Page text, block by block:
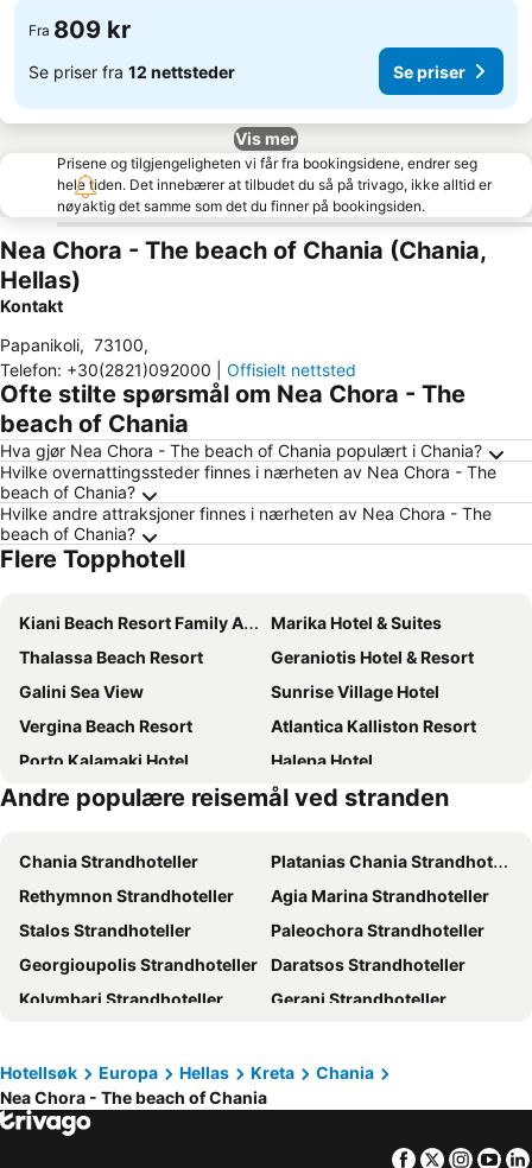
Fra 809 kr
Se priser fra 12 nettsteder Se priser
Vis mer
Prisene og tilgjengeligheten vi får fra bookingsidene, endrer seg
hele tiden. Det innebærer at tilbudet du så på trivago, ikke alltid er
nøyaktig det samme som det du finner på bookingsiden.
Nea Chora - The beach of Chania (Chania,
Hellas)
Kontakt
Papanikoli, 73100,
Telefon: +30(2821)092000 Offisielt nettsted
Ofte stilte spørsmål om Nea Chora - The
beach of Chania
Hva gjør Nea Chora - The beach of Chania populært i Chania?
Hvilke overnattingssteder finnes i nærheten av Nea Chora - The
beach of Chania?
Hvilke andre attraksjoner finnes i nærheten av Nea Chora - The
beach of Chania?
Flere Topphotell
Kiani Beach Resort Family All-Inclusive
Marika Hotel & Suites
Thalassa Beach Resort
Geraniotis Hotel & Resort
Galini Sea View
Sunrise Village Hotel
Vergina Beach Resort
Atlantica Kalliston Resort
Porto Kalamaki Hotel
Halepa Hotel
Atlantica Amalthia Beach Hotel
Eleftheria Hotel
The Chania Hotel Crete, Vignette Collection
Silver Beach Hotel
Elia Platanias
Dore Boutique Hotel
Elia Agia Marina Hotel
Creta Vitalis
Melina Beach
Almyrida Resort
SanSal Boutique Hotel
Danaos Hotel
Hotel Castle Suites
Atlantica Ocean Beach Resort
Elektra Beach Hotel
Giannoulis - Santa Marina Plaza (Adults Only)
Andre populære reisemål ved stranden
Chania Strandhoteller
Platanias Chania Strandhoteller
Rethymnon Strandhoteller
Agia Marina Strandhoteller
Stalos Strandhoteller
Paleochora Strandhoteller
Georgioupolis Strandhoteller
Daratsos Strandhoteller
Kolymbari Strandhoteller
Gerani Strandhoteller
Almirida Strandhoteller
Bali Strandhoteller
Plakias Strandhoteller
Platanes - Platanias Rethymnon Strandhoteller
Hotellsøk Europa Hellas Kreta
Chania
Nea Chora - The beach of Chania
Facebook
Twitter